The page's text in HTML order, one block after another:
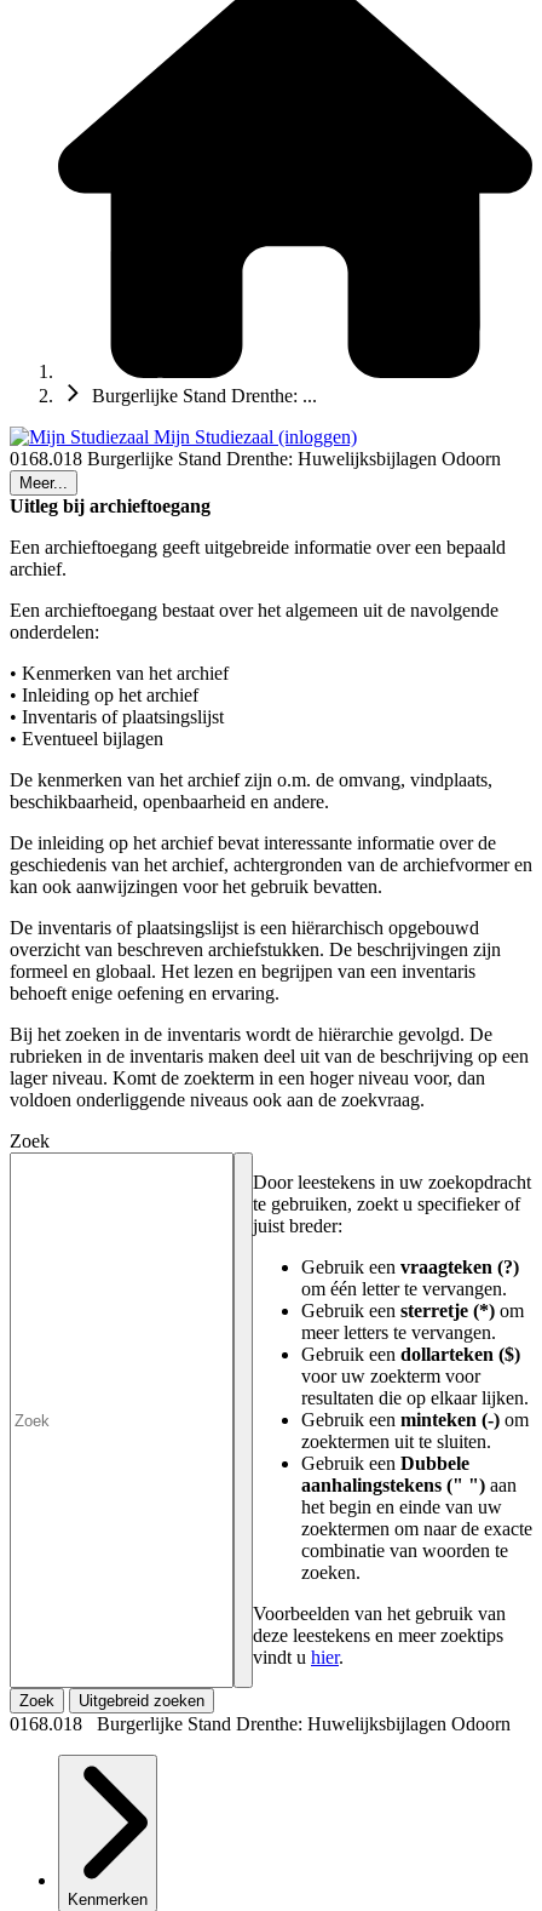
Burgerlijke Stand Drenthe: ...
Mijn Studiezaal (inloggen)
0168.018 Burgerlijke Stand Drenthe: Huwelijksbijlagen Odoorn
Meer...
Uitleg bij archieftoegang
Een archieftoegang geeft uitgebreide informatie over een bepaald
archief.
Een archieftoegang bestaat over het algemeen uit de navolgende
onderdelen:
• Kenmerken van het archief
• Inleiding op het archief
• Inventaris of plaatsingslijst
• Eventueel bijlagen
De kenmerken van het archief zijn o.m. de omvang, vindplaats,
beschikbaarheid, openbaarheid en andere.
De inleiding op het archief bevat interessante informatie over de
geschiedenis van het archief, achtergronden van de archiefvormer en
kan ook aanwijzingen voor het gebruik bevatten.
De inventaris of plaatsingslijst is een hiërarchisch opgebouwd
overzicht van beschreven archiefstukken. De beschrijvingen zijn
formeel en globaal. Het lezen en begrijpen van een inventaris
behoeft enige oefening en ervaring.
Bij het zoeken in de inventaris wordt de hiërarchie gevolgd. De
rubrieken in de inventaris maken deel uit van de beschrijving op een
lager niveau. Komt de zoekterm in een hoger niveau voor, dan
voldoen onderliggende niveaus ook aan de zoekvraag.
Zoek
Door leestekens in uw zoekopdracht
te gebruiken, zoekt u specifieker of
juist breder:
Gebruik een vraagteken (?)
om één letter te vervangen.
Gebruik een sterretje (*) om
meer letters te vervangen.
Gebruik een dollarteken ($)
voor uw zoekterm voor
resultaten die op elkaar lijken.
Gebruik een minteken (-) om
zoektermen uit te sluiten.
Gebruik een Dubbele
aanhalingstekens (" ") aan
het begin en einde van uw
zoektermen om naar de exacte
combinatie van woorden te
zoeken.
Voorbeelden van het gebruik van
deze leestekens en meer zoektips
vindt u hier.
Zoek Uitgebreid zoeken
0168.018 Burgerlijke Stand Drenthe: Huwelijksbijlagen Odoorn
Kenmerken